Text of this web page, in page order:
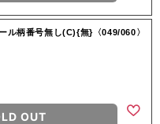
ル柄番号無し(C){無}〈049/060〉
OUT